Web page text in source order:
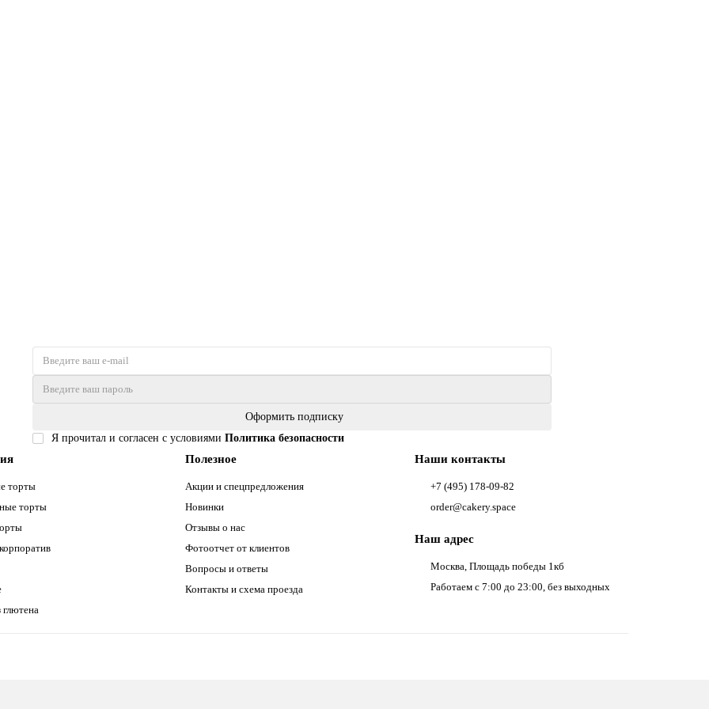
Оформить подписку
Я прочитал и согласен с условиями Политика безопасности
торты
торты
Полезное
Акции и спецпредложения
Новинки
Отзывы о нас
Фотоотчет от клиентов
Вопросы и ответы
Контакты и схема проезда
Наши контакты
+7 (495) 178-09-82
order@cakery.space
Наш адрес
Москва, Площадь победы 1кб
Работаем с 7:00 до 23:00, без выходных